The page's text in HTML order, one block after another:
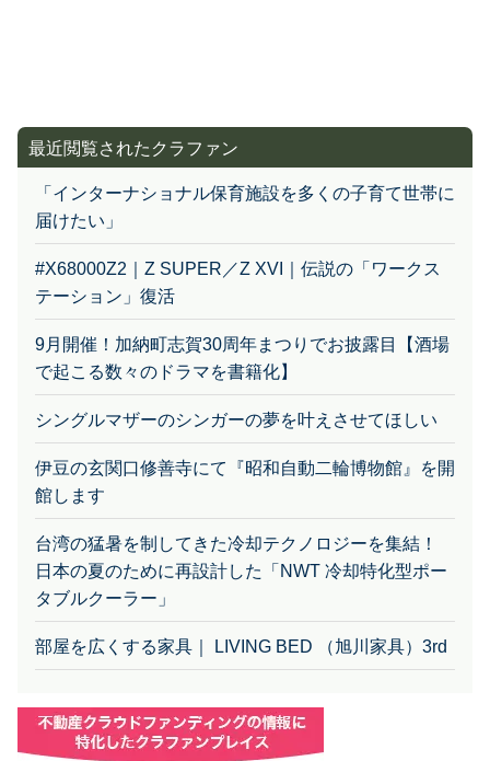
最近閲覧されたクラファン
「インターナショナル保育施設を多くの子育て世帯に
届けたい」
#X68000Z2｜Z SUPER／Z XVI｜伝説の「ワークス
テーション」復活
9月開催！加納町志賀30周年まつりでお披露目【酒場
で起こる数々のドラマを書籍化】
シングルマザーのシンガーの夢を叶えさせてほしい
伊豆の玄関口修善寺にて『昭和自動二輪博物館』を開
館します
台湾の猛暑を制してきた冷却テクノロジーを集結！
日本の夏のために再設計した「NWT 冷却特化型ポー
タブルクーラー」
部屋を広くする家具｜ LIVING BED （旭川家具）3rd